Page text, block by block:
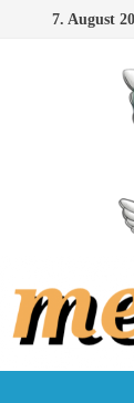
7. August